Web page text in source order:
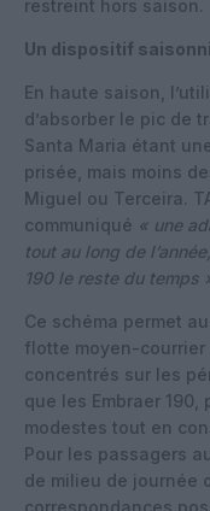
restreint hors saison.
Un dispositif
En haute saison,
d’absorber le pic de
Santa Maria étant
prisée, mais moins
Miguel ou Terceira.
communiqué « une
tout au long de
190 le reste du temps
Ce schéma permet
flotte moyen-courrier
concentrés sur les
que les Embraer
modestes tout en
Pour les passagers
de milieu de journée
correspondances